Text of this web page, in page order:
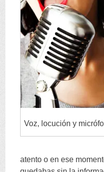
Voz, locución y
atento o en ese